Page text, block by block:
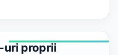
uri proprii